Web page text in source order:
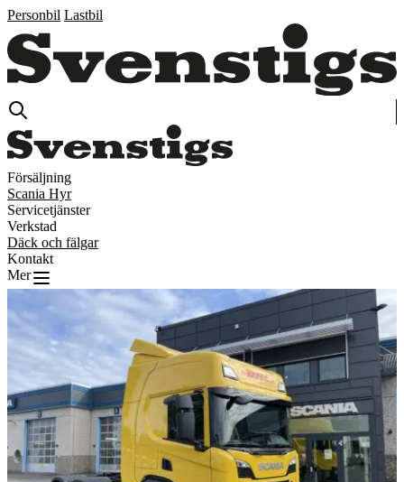
Personbil Lastbil
Försäljning
Scania Hyr
Servicetjänster
Verkstad
Däck och fälgar
Kontakt
Mer